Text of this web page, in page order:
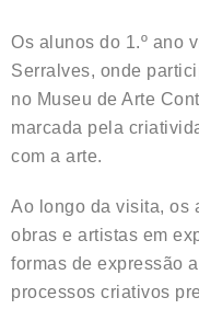
Os alunos do 1.º ano
Serralves, onde
no Museu de Arte
marcada pela
com a arte.
Ao longo da visita, os
obras e artistas em
formas de expressão
processos criativos